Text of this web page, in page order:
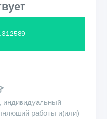
индивидуальный
работы и(или)